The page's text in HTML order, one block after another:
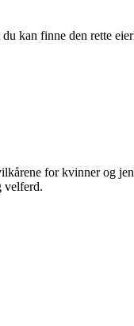
kan finne den rette
for kvinner og
velferd.